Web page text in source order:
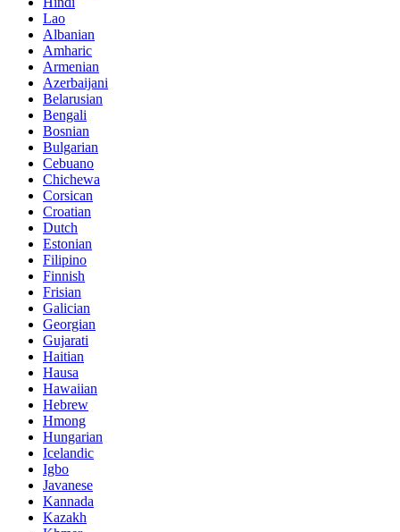
Lao
Albanian
Amharic
Armenian
Azerbaijani
Belarusian
Bengali
Bosnian
Bulgarian
Cebuano
Chichewa
Corsican
Croatian
Dutch
Estonian
Filipino
Finnish
Frisian
Galician
Georgian
Gujarati
Haitian
Hausa
Hawaiian
Hebrew
Hmong
Hungarian
Icelandic
Igbo
Javanese
Kannada
Kazakh